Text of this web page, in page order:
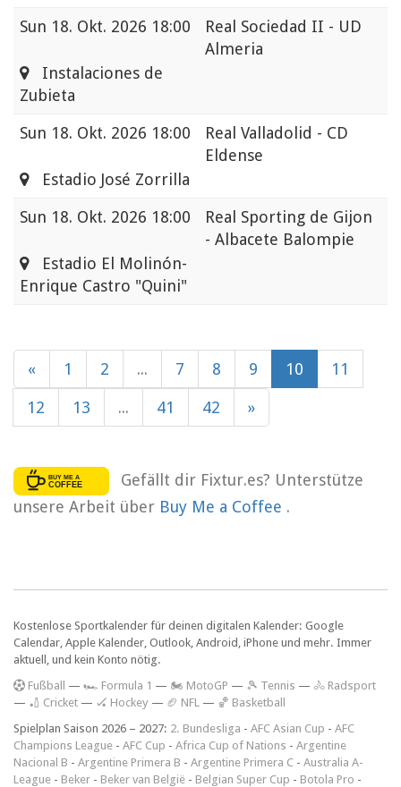
Sun 18. Okt. 2026 18:00
Real Sociedad II - UD
Almeria
Instalaciones de
Zubieta
Sun 18. Okt. 2026 18:00
Real Valladolid - CD
Eldense
Estadio José Zorrilla
Sun 18. Okt. 2026 18:00
Real Sporting de Gijon
- Albacete Balompie
Estadio El Molinón-
Enrique Castro "Quini"
« 1 2 ... 7 8 9 10 11
12 13 ... 41 42 »
Gefällt dir Fixtur.es? Unterstütze
unsere Arbeit über Buy Me a Coffee .
Kostenlose Sportkalender für deinen digitalen Kalender: Google
Calendar, Apple Kalender, Outlook, Android, iPhone und mehr. Immer
aktuell, und kein Konto nötig.
Fußball — 🏎️ Formula 1 — 🏍 MotoGP — 🎾 Tennis — 🚴 Radsport
— 🏏 Cricket — 🏑 Hockey — 🏈 NFL — 🏀 Basketball
Spielplan Saison 2026 – 2027: 2. Bundesliga - AFC Asian Cup - AFC
Champions League - AFC Cup - Africa Cup of Nations - Argentine
Nacional B - Argentine Primera B - Argentine Primera C - Australia A-
League - Beker - Beker van België - Belgian Super Cup - Botola Pro -